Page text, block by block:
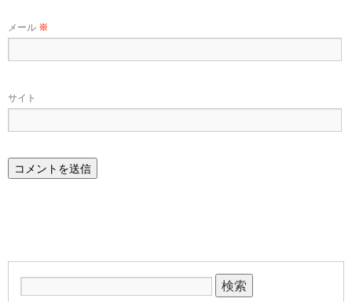
メール ※
サイト